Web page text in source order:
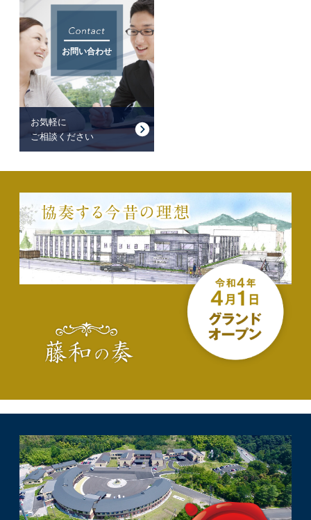
お問い合わせ
お気軽に
ご相談ください